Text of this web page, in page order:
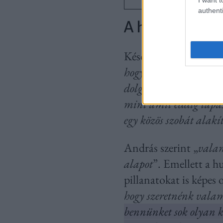
A humor
Később felismerték,
hogy olyan energia
dolgok, hogy valami
mint amit eddig
egy közös szobát
András szerint „
alapot”. Emellett a
pillanatokat is képes
hogy szeretnénk
bennünket sok olyan